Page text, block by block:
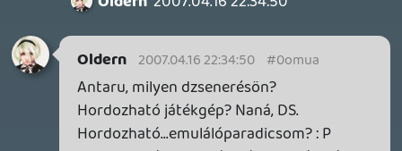
Na most értem vissza. Szóval, hogy
mikor meghallottam, hogy róla beszéltek,
megfájdult a szívem, hogy az a játék
megbukott. Nagyon sajnálom, egy igazán
eredeti és nagyon élvezetes játék bukott
meg, azért, mert a játékosok 90%-a csaak
a megyek és lövök játékokra bukik.